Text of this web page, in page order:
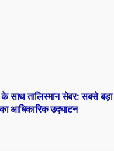
साथ तालिस्मान सेबर: सबसे बड़ा
का आधिकारिक उद्घाटन